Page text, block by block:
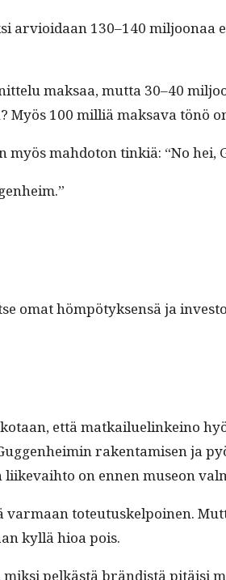
arvioidaan 130–140
mak­saa, mut­ta 30–40
Myös 100 mil­liä mak­sa­va tönö
mah­do­ton tin­kiä: “No hei,
omat höm­pö­tyk­sen­sä ja
että matkailuelinkeino
rak­en­tamisen ja
on ennen museon
var­maan toteu­tuskelpoinen.
kyl­lä hioa pois.
pelkästä brändis­tä pitäisi